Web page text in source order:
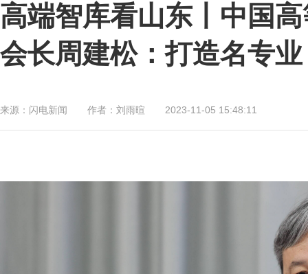
高端智库看山东丨中国
会长周建松：打造名专
来源： 闪电新闻 作者： 刘雨暄 2023-11-05 15:48:11